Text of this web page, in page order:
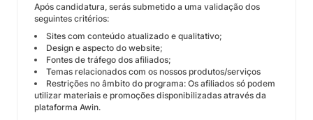
Após candidatura, serás submetido a uma validação dos
seguintes critérios:
Sites com conteúdo atualizado e qualitativo;
Design e aspecto do website;
Fontes de tráfego dos afiliados;
Temas relacionados com os nossos produtos/serviços
Restrições no âmbito do programa: Os afiliados só podem
utilizar materiais e promoções disponibilizadas através da
plataforma Awin.